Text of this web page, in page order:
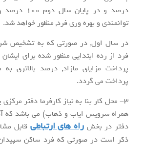
درصد و در
توانمندی و بهره وری فرد, منظور خواهد شد.
در سال اول, در صورتی که به تشخیص
فرد از رده ابتدایی منظور شده برای
پرداخت مزایای مازاد, درصد بالاتری به
پرداخت می گردد.
3- محل کار بنا به نیاز کارفرما دفتر مرکزی
همراه سرویس ایاب و ذهاب) می باشد که
دفتر در بخشراه های ارتباطی قابل
ذکر است در صورتی که فرد ساکن سپیدان